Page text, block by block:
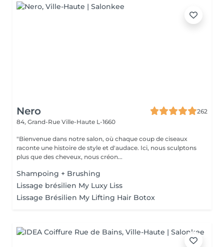
Nero
262
84, Grand-Rue Ville-Haute L-1660
"Bienvenue dans notre salon, où chaque coup de ciseaux
raconte une histoire de style et d'audace. Ici, nous sculptons
plus que des cheveux, nous créon...
Shampoing + Brushing
Lissage brésilien My Luxy Liss
Lissage Brésilien My Lifting Hair Botox